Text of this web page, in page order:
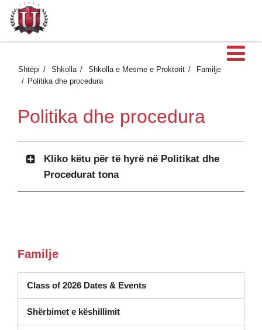
Shtëpi Shkolla Shkolla e Mesme e Proktorit
Familje
Politika dhe procedura
Politika dhe procedura
Kliko këtu për të hyrë në Politikat dhe
Procedurat tona
Familje
Class of 2026 Dates & Events
Shërbimet e këshillimit